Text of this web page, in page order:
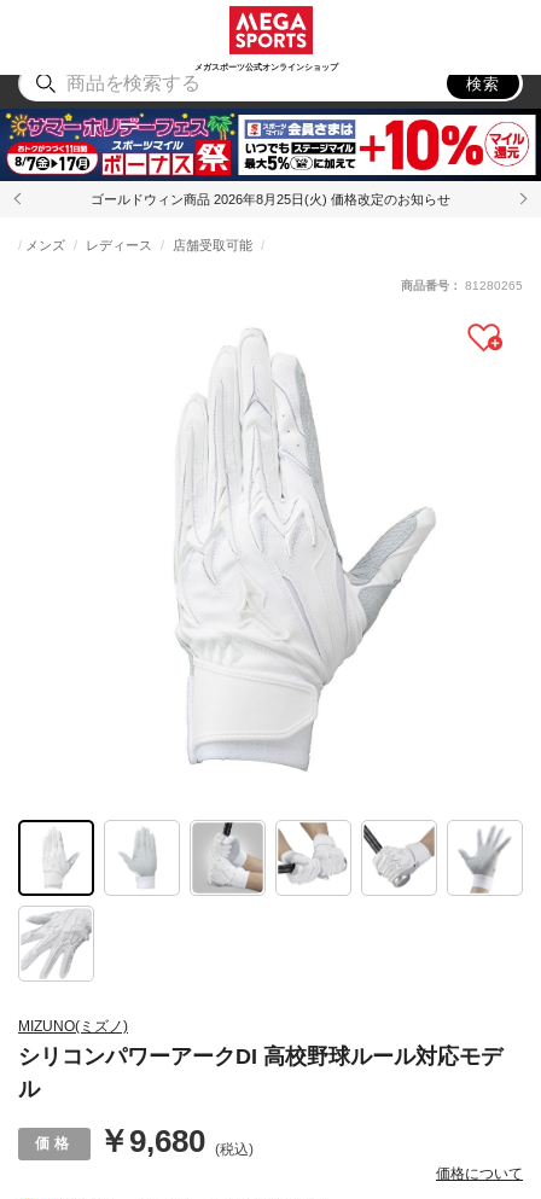
メガスポーツ公式オンラインショップ
アウトドア
検索
ゴールドウィン商品 2026年8月25日(火) 価格改定のお知らせ
MIZUNO(ミズノ)
シリコンパワーアークDI 高校野球ルール対応モデ
ル
メンズ レディース 店舗受取可能
￥9,680 (税込)
価格について
商品番号： 81280265